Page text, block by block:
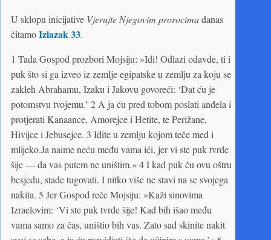
U sklopu inicijative Vjerujte Njegovim prorocimadanas
čitamoIzlazak 33.
1 Tada Gospod prozbori Mojsiju: »Idi! Odlazi odavde, ti i
puk što si ga izveo iz zemlje egipatske u zemlju za koju se
zakleh Abrahamu, Izaku i Jakovu govoreći: ‘Dat ću je
potomstvu tvojemu.’ 2 A ja ću pred tobom poslati anđela i
protjerati Kanaance, Amorejce i Hetite, te Perižane,
Hivijce i Jebusejce. 3 Idite u zemlju kojom teče med i
mlije­ko.Ja naime neću među vama ići, jer vi ste puk tvrde
šije — da vas putem ne uništim.« 4 I kad puk ču ovu oštru
besjedu, stade tugovati. I nitko više ne stavi na se svojega
nakita. 5 Jer Gospod reče Mojsiju: »Kaži sinovima
Izraelovim: ‘Vi ste puk tvrde šije! Kad bih išao među
vama samo za čas, uništio bih vas. Zato sad skinite nakit